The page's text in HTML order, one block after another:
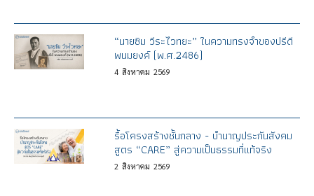
“นายซิม วีระไวทยะ” ในความทรงจำของปรีดี
พนมยงค์ (พ.ศ.2486)
4 สิงหาคม 2569
รื้อโครงสร้างชั้นกลาง - บำนาญประกันสังคม
สูตร “CARE” สู่ความเป็นธรรมที่แท้จริง
2 สิงหาคม 2569